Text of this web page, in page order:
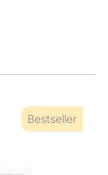
Bestseller